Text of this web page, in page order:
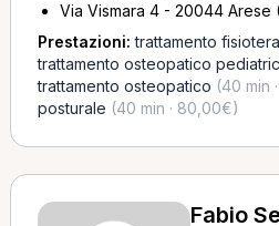
Via Vismara 4 - 20044 Arese
Prestazioni:trattamento
trattamento osteopatico
trattamento osteopatico (40 min
posturale (40 min · 80,00€)
Fabio